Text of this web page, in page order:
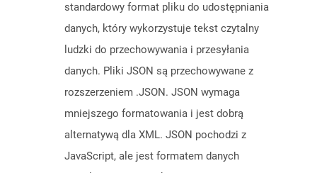
standardowy format pliku do udostępniania
danych, który wykorzystuje tekst czytalny
ludzki do przechowywania i przesyłania
danych. Pliki JSON są przechowywane z
rozszerzeniem .JSON. JSON wymaga
mniejszego formatowania i jest dobrą
alternatywą dla XML. JSON pochodzi z
JavaScript, ale jest formatem danych